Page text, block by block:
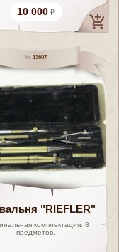
10 000
13607
"RIEFLER"
комплектация. 8
предметов.